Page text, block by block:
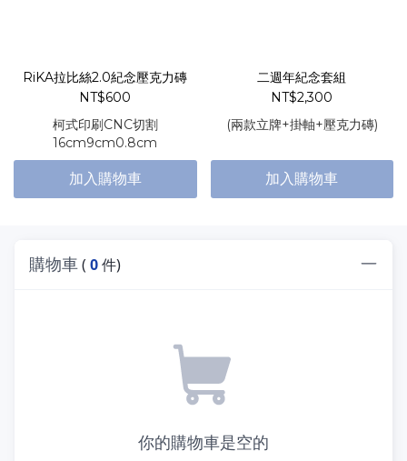
RiKA拉比絲2.0紀念壓克力磚
NT$600
柯式印刷CNC切割
16cm9cm0.8cm
加入購物車
二週年紀念套組
NT$2,300
(兩款立牌+掛軸+壓克力磚)
加入購物車
購物車( 0件)
你的購物車是空的